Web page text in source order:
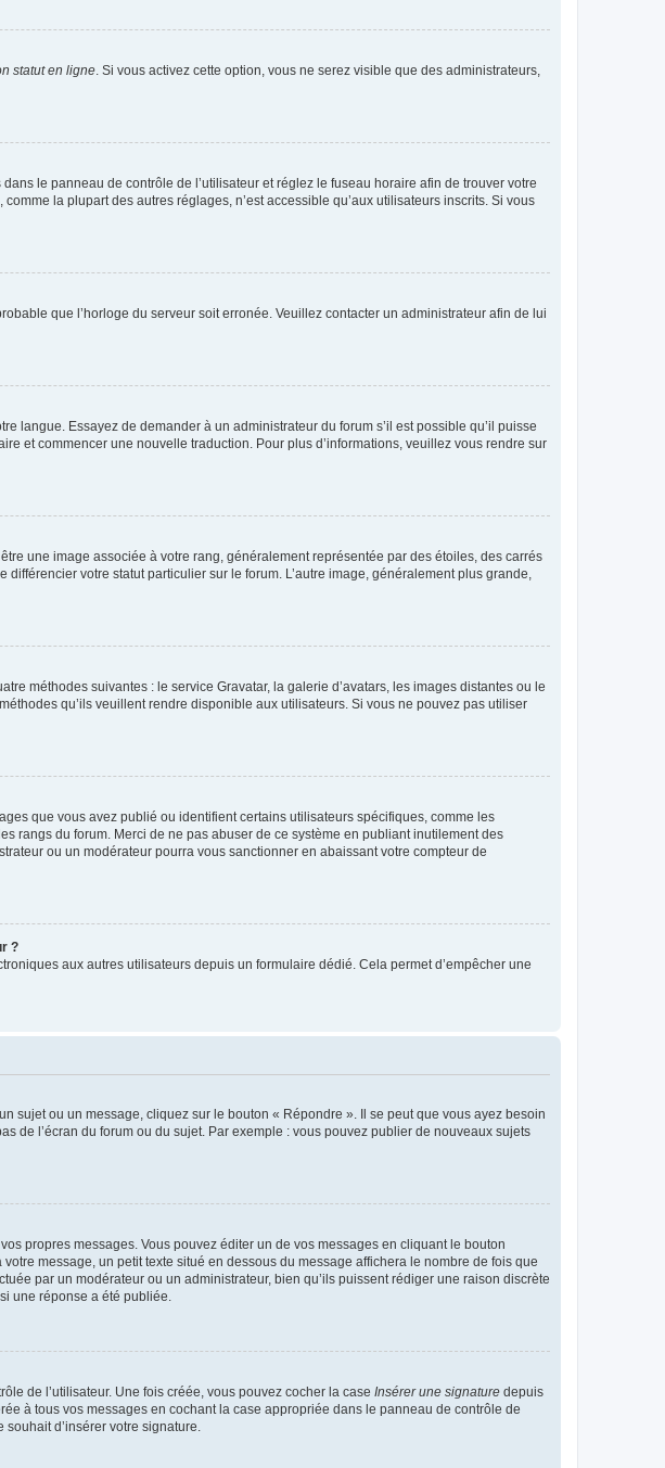
statut en ligne . Si vous activez cette option, vous ne serez visible que des administrateurs,
le panneau de contrôle de l’utilisateur et réglez le fuseau horaire afin de trouver votre
la plupart des autres réglages, n’est accessible qu’aux utilisateurs inscrits. Si vous
que l’horloge du serveur soit erronée. Veuillez contacter un administrateur afin de lui
langue. Essayez de demander à un administrateur du forum s’il est possible qu’il puisse
et commencer une nouvelle traduction. Pour plus d’informations, veuillez vous rendre sur
une image associée à votre rang, généralement représentée par des étoiles, des carrés
votre statut particulier sur le forum. L’autre image, généralement plus grande,
méthodes suivantes : le service Gravatar, la galerie d’avatars, les images distantes ou le
qu’ils veuillent rendre disponible aux utilisateurs. Si vous ne pouvez pas utiliser
que vous avez publié ou identifient certains utilisateurs spécifiques, comme les
rangs du forum. Merci de ne pas abuser de ce système en publiant inutilement des
ou un modérateur pourra vous sanctionner en abaissant votre compteur de
?
aux autres utilisateurs depuis un formulaire dédié. Cela permet d’empêcher une
sujet ou un message, cliquez sur le bouton « Répondre ». Il se peut que vous ayez besoin
de l’écran du forum ou du sujet. Par exemple : vous pouvez publier de nouveaux sujets
propres messages. Vous pouvez éditer un de vos messages en cliquant le bouton
message, un petit texte situé en dessous du message affichera le nombre de fois que
par un modérateur ou un administrateur, bien qu’ils puissent rédiger une raison discrète
une réponse a été publiée.
de l’utilisateur. Une fois créée, vous pouvez cocher la case Insérer une signature depuis
à tous vos messages en cochant la case appropriée dans le panneau de contrôle de
d’insérer votre signature.